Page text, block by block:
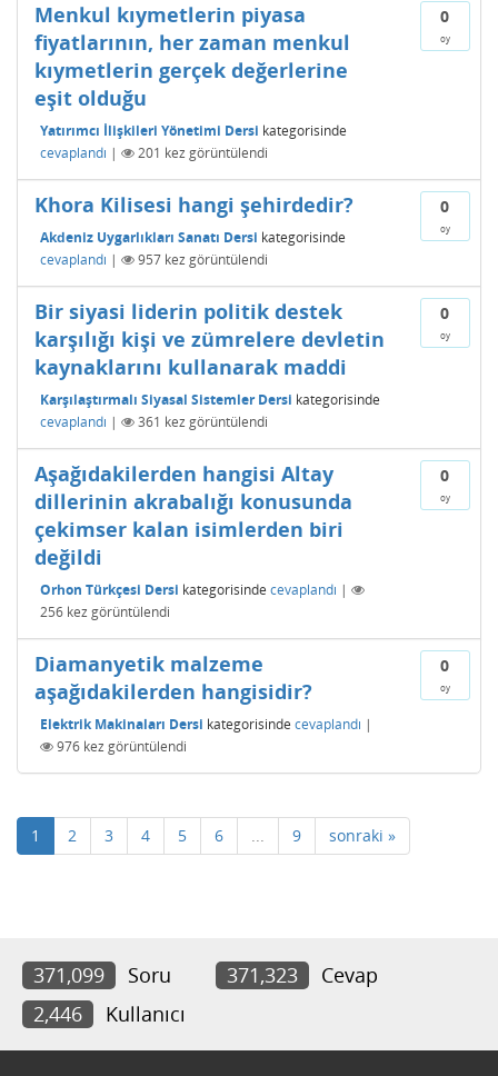
0
oy
Menkul kıymetlerin piyasa
fiyatlarının, her zaman menkul
kıymetlerin gerçek değerlerine
eşit olduğu
Yatırımcı İlişkileri Yönetimi Dersi kategorisinde
cevaplandı | 201 kez görüntülendi
0
oy
Khora Kilisesi hangi şehirdedir?
Akdeniz Uygarlıkları Sanatı Dersi kategorisinde
cevaplandı | 957 kez görüntülendi
0
oy
Bir siyasi liderin politik destek
karşılığı kişi ve zümrelere devletin
kaynaklarını kullanarak maddi
Karşılaştırmalı Siyasal Sistemler Dersi kategorisinde
cevaplandı | 361 kez görüntülendi
0
oy
Aşağıdakilerden hangisi Altay
dillerinin akrabalığı konusunda
çekimser kalan isimlerden biri
değildi
Orhon Türkçesi Dersi kategorisinde cevaplandı |
256 kez görüntülendi
0
oy
Diamanyetik malzeme
aşağıdakilerden hangisidir?
Elektrik Makinaları Dersi kategorisinde cevaplandı |
976 kez görüntülendi
1 2 3 4 5 6 ... 9 sonraki »
371,099 Soru 371,323
Cevap
2,446
Kullanıcı